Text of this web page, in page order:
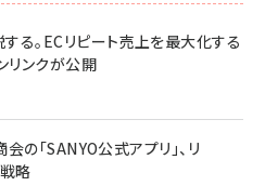
る。ECリピート売上を最大化する
リンクが公開
「SANYO公式アプリ」、リ
略